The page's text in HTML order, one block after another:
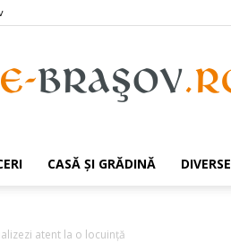
e-
CASĂ ȘI GRĂDINĂ DIVERSE
atent la o locuință